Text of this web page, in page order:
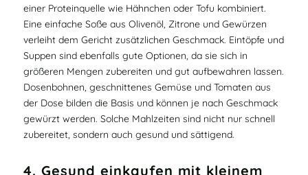
einer Proteinquelle wie Hähnchen oder Tofu kombiniert.
Eine einfache Soße aus Olivenöl, Zitrone und Gewürzen
verleiht dem Gericht zusätzlichen Geschmack. Eintöpfe und
Suppen sind ebenfalls gute Optionen, da sie sich in
größeren Mengen zubereiten und gut aufbewahren lassen.
Dosenbohnen, geschnittenes Gemüse und Tomaten aus
der Dose bilden die Basis und können je nach Geschmack
gewürzt werden. Solche Mahlzeiten sind nicht nur schnell
zubereitet, sondern auch gesund und sättigend.
4. Gesund einkaufen mit kleinem